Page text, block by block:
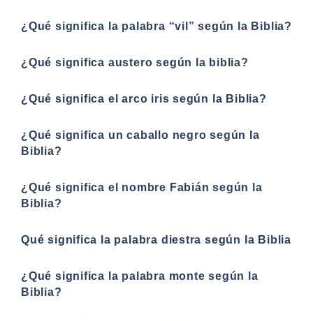
¿Qué significa la palabra “vil” según la Biblia?
¿Qué significa austero según la biblia?
¿Qué significa el arco iris según la Biblia?
¿Qué significa un caballo negro según la
Biblia?
¿Qué significa el nombre Fabián según la
Biblia?
Qué significa la palabra diestra según la Biblia
¿Qué significa la palabra monte según la
Biblia?